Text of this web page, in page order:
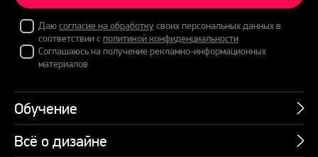
Даюсогласие на обработкусвоих персональных данных в
соответствии сполитикой конфиденциальности
Соглашаюсь на получение рекламно-информационных
материалов
Обучение
Курсы
Всё о дизайне